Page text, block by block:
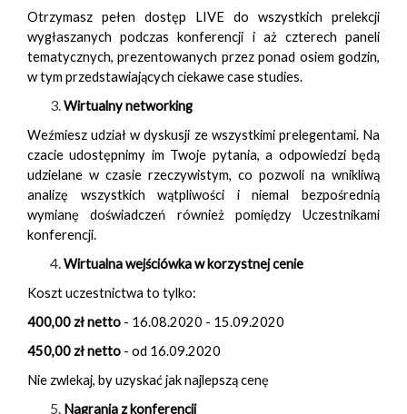
Otrzymasz pełen dostęp LIVE do wszystkich prelekcji
wygłaszanych podczas konferencji i aż czterech paneli
tematycznych, prezentowanych przez ponad osiem godzin,
w tym przedstawiających ciekawe case studies.
Wirtualny networking
Weźmiesz udział w dyskusji ze wszystkimi prelegentami. Na
czacie udostępnimy im Twoje pytania, a odpowiedzi będą
udzielane w czasie rzeczywistym, co pozwoli na wnikliwą
analizę wszystkich wątpliwości i niemal bezpośrednią
wymianę doświadczeń również pomiędzy Uczestnikami
konferencji.
Wirtualna wejściówka w korzystnej cenie
Koszt uczestnictwa to tylko:
400,00 zł netto - 16.08.2020 - 15.09.2020
450,00 zł netto - od 16.09.2020
Nie zwlekaj, by uzyskać jak najlepszą cenę
Nagrania z konferencji